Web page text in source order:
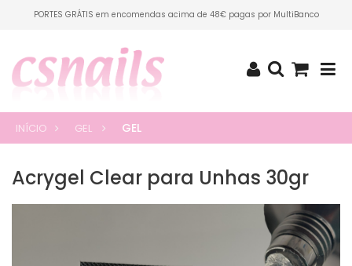
PORTES GRÁTIS em encomendas acima de 48€ pagas por MultiBanco
INÍCIO GEL GEL
Acrygel Clear para Unhas 30gr